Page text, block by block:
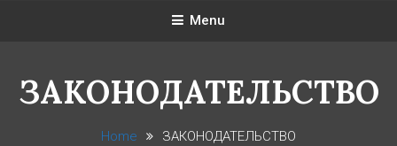
Menu
ЗАКОНОДАТЕЛЬСТВО
Home ЗАКОНОДАТЕЛЬСТВО